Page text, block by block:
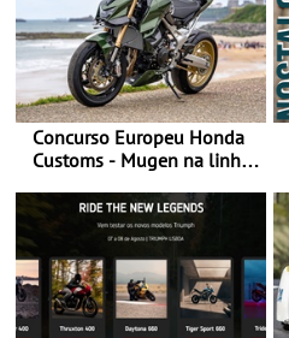
Concurso Europeu Honda
Customs - Mugen na linha
ganhar